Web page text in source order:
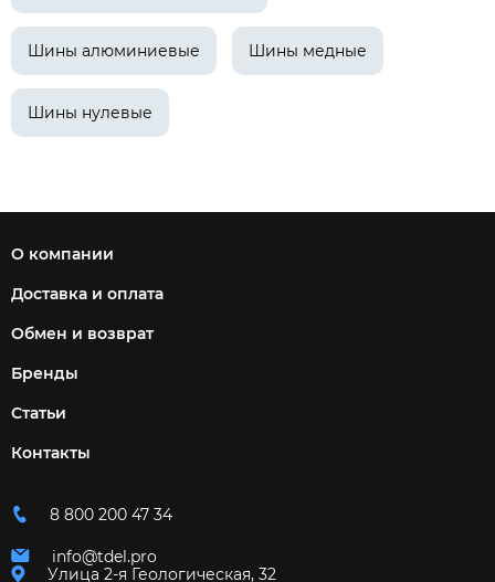
Шины алюминиевые Шины медные
Шины нулевые
О компании
Доставка и оплата
Обмен и возврат
Бренды
Статьи
Контакты
8 800 200 47 34
info@tdel.pro
Улица 2-я Геологическая, 32